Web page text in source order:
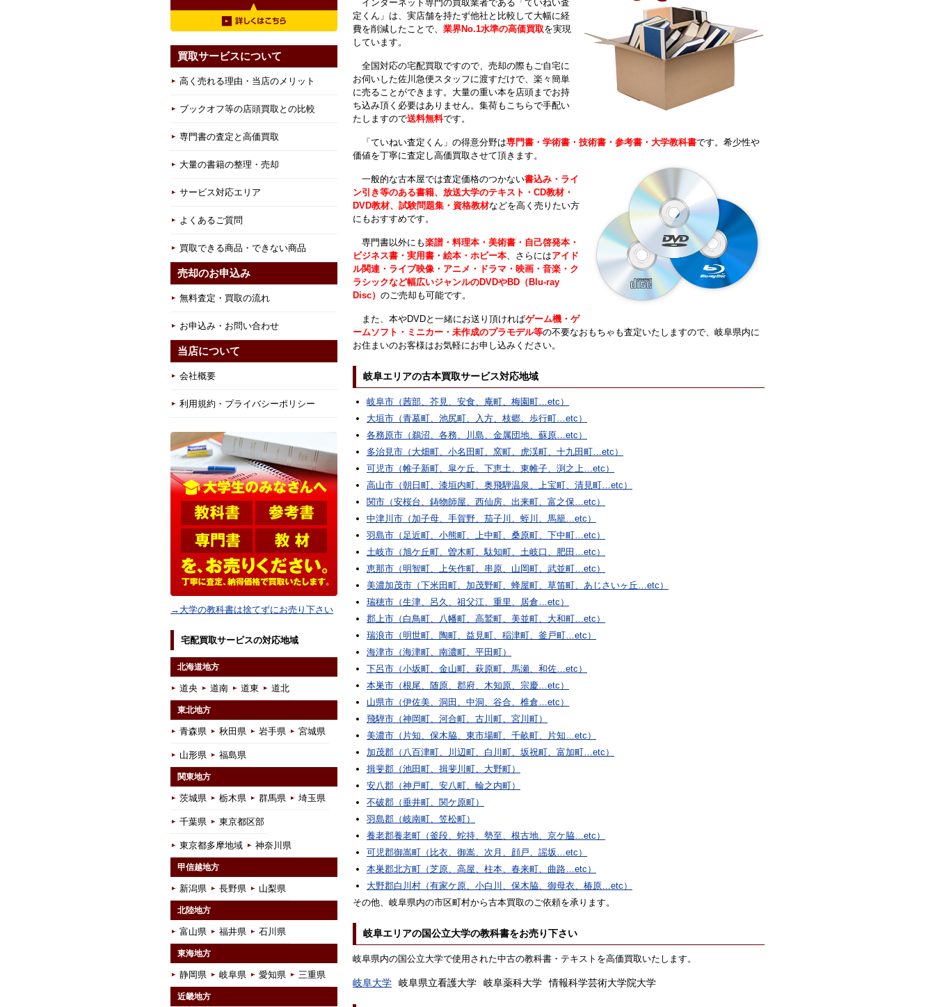
インターネット専門の買取業者である「ていねい査
定くん」は、実店舗を持たず他社と比較して大幅に経
費を削減したことで、 業界No.1水準の高価買取を実現
しています。
全国対応の宅配買取ですので、売却の際もご自宅に
お伺いした佐川急便スタッフに渡すだけで、楽々簡単
に売ることができます。大量の重い本を店頭までお持
ち込み頂く必要はありません。集荷もこちらで手配い
たしますので送料無料です。
「ていねい査定くん」の得意分野は専門書・学術書・技術書・参考書・大学教科書です。希少性や
価値を丁寧に査定し高価買取させて頂きます。
一般的な古本屋では査定価格のつかない書込み・ライ
ン引き等のある書籍、放送大学のテキスト・CD教材・
DVD教材、試験問題集・資格教材などを高く売りたい方
にもおすすめです。
専門書以外にも楽譜・料理本・美術書・自己啓発本・
ビジネス書・実用書・絵本・ホビー本、さらにはアイド
ル関連・ライブ映像・アニメ・ドラマ・映画・音楽・ク
ラシックなど幅広いジャンルのDVDやBD（Blu-ray
Disc） のご売却も可能です。
また、本やDVDと一緒にお送り頂ければゲーム機・ゲ
ームソフト・ミニカー・未作成のプラモデル等の不要なおもちゃも査定いたしますので、岐阜県内に
お住まいのお客様はお気軽にお申し込みください。
岐阜エリアの古本買取サービス対応地域
岐阜市（茜部、芥見、安食、庵町、梅園町…etc）
大垣市（青墓町、池尻町、入方、枝郷、歩行町…etc）
各務原市（鵜沼、各務、川島、金属団地、蘇原…etc）
多治見市（大畑町、小名田町、窯町、虎渓町、十九田町…etc）
可児市（帷子新町、皐ケ丘、下恵土、東帷子、渕之上…etc）
高山市（朝日町、漆垣内町、奥飛騨温泉、上宝町、清見町…etc）
関市（安桜台、鋳物師屋、西仙房、出来町、富之保…etc）
中津川市（加子母、手賀野、茄子川、蛭川、馬籠…etc）
羽島市（足近町、小熊町、上中町、桑原町、下中町…etc）
土岐市（旭ケ丘町、曽木町、駄知町、土岐口、肥田…etc）
恵那市（明智町、上矢作町、串原、山岡町、武並町…etc）
美濃加茂市（下米田町、加茂野町、蜂屋町、草笛町、あじさいヶ丘…etc）
瑞穂市（生津、呂久、祖父江、重里、居倉…etc）
郡上市（白鳥町、八幡町、高鷲町、美並町、大和町…etc）
瑞浪市（明世町、陶町、益見町、稲津町、釜戸町…etc）
海津市（海津町、南濃町、平田町）
下呂市（小坂町、金山町、萩原町、馬瀬、和佐…etc）
本巣市（根尾、随原、郡府、木知原、宗慶…etc）
山県市（伊佐美、洞田、中洞、谷合、椎倉…etc）
飛騨市（神岡町、河合町、古川町、宮川町）
美濃市（片知、保木脇、東市場町、千畝町、片知…etc）
加茂郡（八百津町、川辺町、白川町、坂祝町、富加町…etc）
揖斐郡（池田町、揖斐川町、大野町）
安八郡（神戸町、安八町、輪之内町）
不破郡（垂井町、関ケ原町）
羽島郡（岐南町、笠松町）
養老郡養老町（釜段、蛇持、勢至、根古地、京ケ脇…etc）
可児郡御嵩町（比衣、御嵩、次月、顔戸、謡坂…etc）
本巣郡北方町（芝原、高屋、柱本、春来町、曲路…etc）
大野郡白川村（有家ケ原、小白川、保木脇、御母衣、椿原…etc）
その他、岐阜県内の市区町村から古本買取のご依頼を承ります。
岐阜エリアの国公立大学の教科書をお売り下さい
岐阜県内の国公立大学で使用された中古の教科書・テキストを高価買取いたします。
岐阜大学 岐阜県立看護大学 岐阜薬科大学 情報科学芸術大学院大学
買取サービスについて
高く売れる理由・当店のメリット
ブックオフ等の店頭買取との比較
専門書の査定と高価買取
大量の書籍の整理・売却
サービス対応エリア
よくあるご質問
買取できる商品・できない商品
売却のお申込み
無料査定・買取の流れ
お申込み・お問い合わせ
当店について
会社概要
利用規約・プライバシーポリシー
→大学の教科書は捨てずにお売り下さい
宅配買取サービスの対応地域
北海道地方
道央 道南 道東 道北
東北地方
青森県 秋田県 岩手県 宮城県
山形県 福島県
関東地方
茨城県 栃木県 群馬県 埼玉県
千葉県 東京都区部
東京都多摩地域 神奈川県
甲信越地方
新潟県 長野県 山梨県
北陸地方
富山県 福井県 石川県
東海地方
静岡県 岐阜県 愛知県 三重県
近畿地方